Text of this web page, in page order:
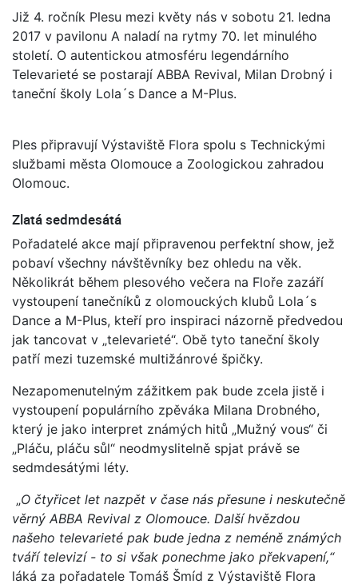
Již 4. ročník Plesu mezi květy nás v sobotu 21. ledna
2017 v pavilonu A naladí na rytmy 70. let minulého
století. O autentickou atmosféru legendárního
Televarieté se postarají ABBA Revival, Milan Drobný i
taneční školy Lola´s Dance a M-Plus.
Ples připravují Výstaviště Flora spolu s Technickými
službami města Olomouce a Zoologickou zahradou
Olomouc.
Zlatá sedmdesátá
Pořadatelé akce mají připravenou perfektní show, jež
pobaví všechny návštěvníky bez ohledu na věk.
Několikrát během plesového večera na Floře zazáří
vystoupení tanečníků z olomouckých klubů Lola´s
Dance a M-Plus, kteří pro inspiraci názorně předvedou
jak tancovat v „televarieté“. Obě tyto taneční školy
patří mezi tuzemské multižánrové špičky.
Nezapomenutelným zážitkem pak bude zcela jistě i
vystoupení populárního zpěváka Milana Drobného,
který je jako interpret známých hitů „Mužný vous“ či
„Pláču, pláču sůl“ neodmyslitelně spjat právě se
sedmdesátými léty.
„O čtyřicet let nazpět v čase nás přesune i neskutečně
věrný ABBA Revival z Olomouce. Další hvězdou
našeho televarieté pak bude jedna z neméně známých
tváří televizí - to si však ponechme jako překvapení,“
láká za pořadatele Tomáš Šmíd z Výstaviště Flora